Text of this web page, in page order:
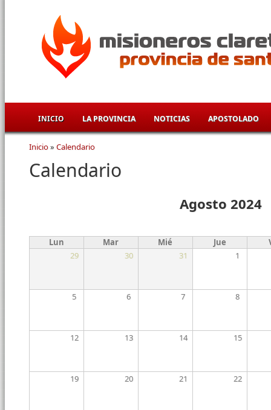
INICIO LA PROVINCIA NOTICIAS APOSTOLADO
Se encuentra usted aquí
Inicio» Calendario
Calendario
Agosto 2024
Lun Mar Mié Jue
29
30 31 1
5 6 7 8
12 13 14 15
19 20 21 22